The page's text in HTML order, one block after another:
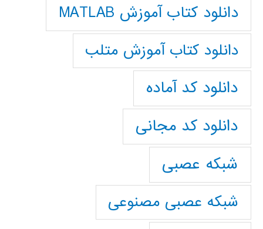
دانلود کتاب آموزش MATLAB
دانلود کتاب آموزش متلب
دانلود کد آماده
دانلود کد مجانی
شبکه عصبی
شبکه عصبی مصنوعی